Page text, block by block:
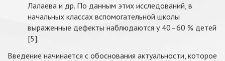
Лалаева и др. По данным этих исследований, в
начальных классах вспомогательной школы
выраженные дефекты наблюдаются у 40–60 % детей
[5].
Введение начинается с обоснования актуальности, которое